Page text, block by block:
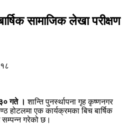
सामाजिक लेखा परीक्षण
गते । शान्ति पुनर्स्थापना गृह कृष्णनगर
एक कार्यक्रमका बिच बार्षिक
सम्पन्न गरेको छ।